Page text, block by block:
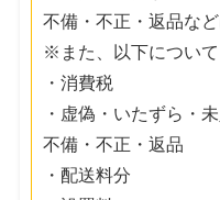
不備・不正・返品な
※また、以下について
・消費税
・虚偽・いたずら・
不備・不正・返品
・配送料分